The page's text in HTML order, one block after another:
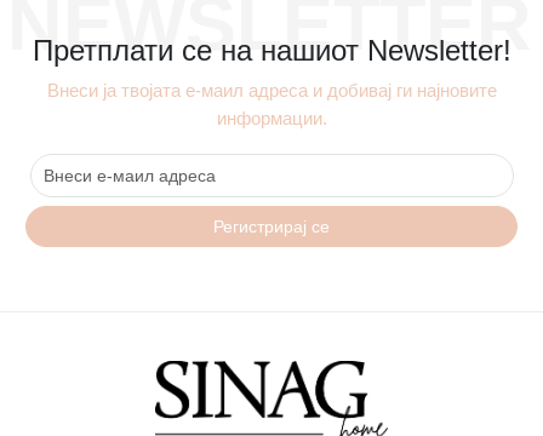
NEWSLETTER
Претплати се на нашиот Newsletter!
Внеси ја твојата е-маил адреса и добивај ги најновите
информации.
Регистрирај се